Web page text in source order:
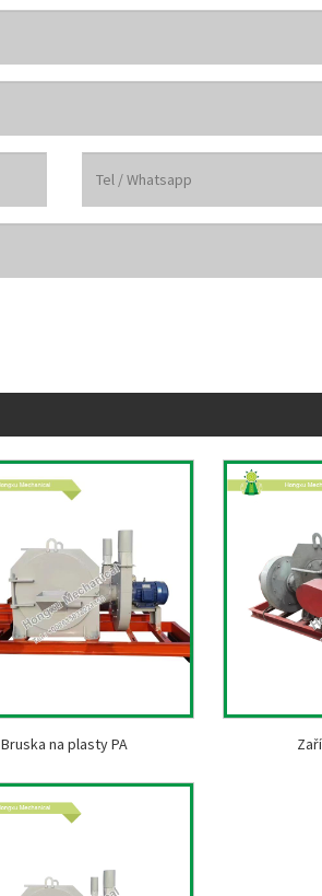
Bruska na plasty PA